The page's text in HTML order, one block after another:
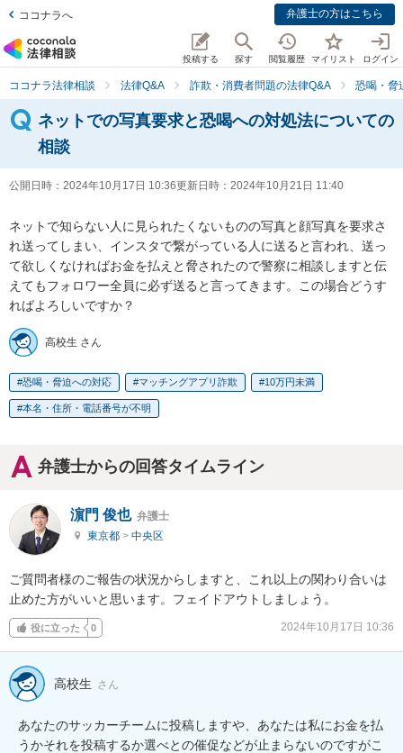
ココナラへ 弁護士の方はこちら
投稿する 探す 閲覧履歴 マイリスト ログイン
ココナラ法律相談 法律Q&A 詐欺・消費者問題の法律Q&A 恐喝・脅
ネットでの写真要求と恐喝への対処法についての
相談
公開日時： 2024年10月17日 10:36更新日時： 2024年10月21日 11:40
ネットで知らない人に見られたくないものの写真と顔写真を要求さ
れ送ってしまい、インスタで繋がっている人に送ると言われ、送っ
て欲しくなければお金を払えと脅されたので警察に相談しますと伝
えてもフォロワー全員に必ず送ると言ってきます。この場合どうす
ればよろしいですか？
高校生 さん
恐喝・脅迫への対応 マッチングアプリ詐欺 10万円未満
本名・住所・電話番号が不明
弁護士からの回答タイムライン
濵門 俊也 弁護士
東京都 > 中央区
ご質問者様のご報告の状況からしますと、これ以上の関わり合いは
止めた方がいいと思います。フェイドアウトしましょう。
役に立った 0 2024年10月17日 10:36
高校生 さん
あなたのサッカーチームに投稿しますや、あなたは私にお金を払
うかそれを投稿するか選べとの催促などが止まらないのですがこ